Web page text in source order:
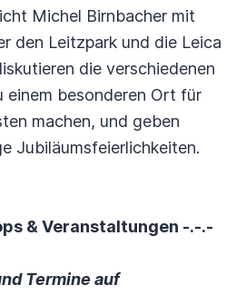
Michel Birnbacher mit
den Leitzpark und die Leica
die verschiedenen
einem besonderen Ort für
machen, und geben
Jubiläumsfeierlichkeiten.
& Veranstaltungen -.-.-
Termine auf